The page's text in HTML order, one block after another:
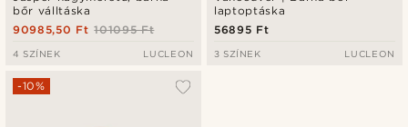
bőr válltáska
101095 Ft
90985,50 Ft
4 SZÍNEK LUCLEON
laptoptáska
56895 Ft
3 SZÍNEK LUCLEON
-10%